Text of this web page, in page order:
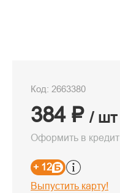
Код: 2663380
384 ₽ / шт
Оформить в кредит
+ 12
Выпустить карту!